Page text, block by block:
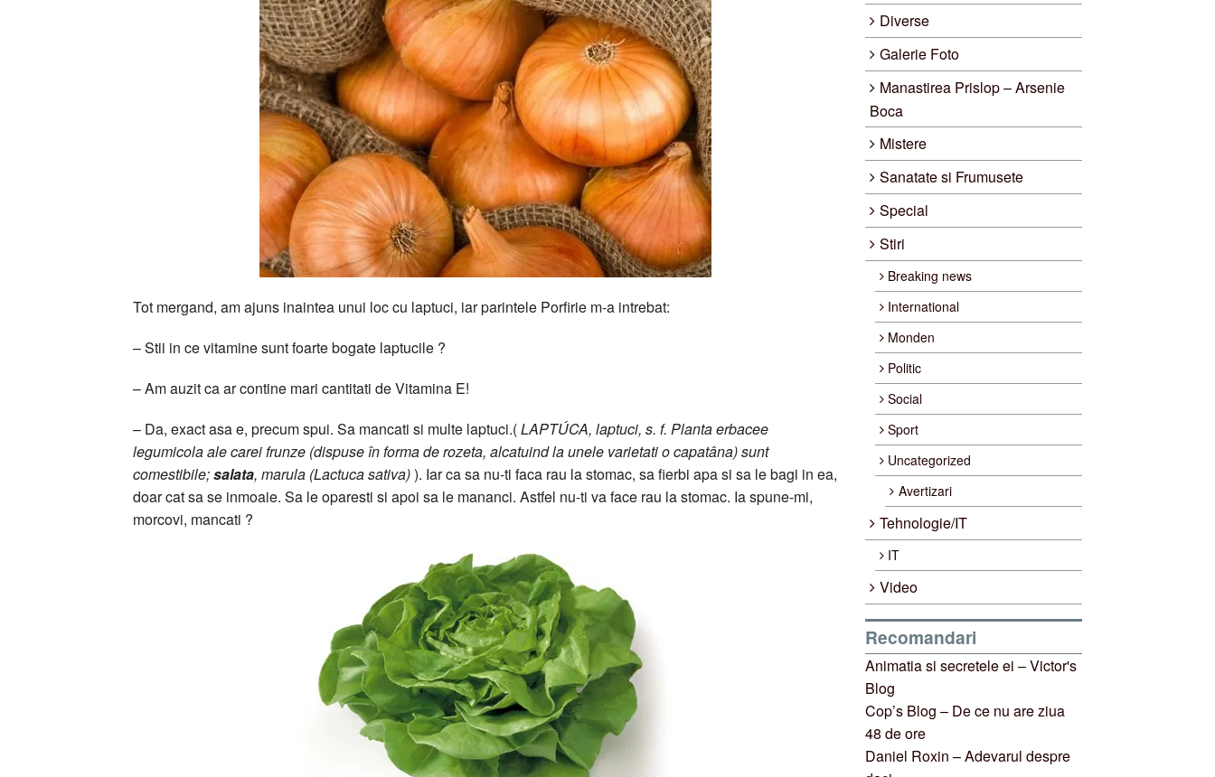
Tot mergand, am ajuns inaintea unui loc cu laptuci, iar parintele Porfirie m-a intrebat:
– Stii in ce vitamine sunt foarte bogate laptucile ?
– Am auzit ca ar contine mari cantitati de Vitamina E!
– Da, exact asa e, precum spui. Sa mancati si multe laptuci.(LAPTÚCA, laptuci, s. f. Planta erbacee
legumicola ale carei frunze (dispuse în forma de rozeta, alcatuind la unele varietati o capatâna) sunt
comestibile;salata, marula (Lactuca sativa)). Iar ca sa nu-ti faca rau la stomac, sa fierbi apa si sa le bagi in ea,
doar cat sa se inmoaie. Sa le oparesti si apoi sa le mananci. Astfel nu-ti va face rau la stomac. Ia spune-mi,
morcovi, mancati ?
Diverse
Galerie Foto
Manastirea Prislop – Arsenie
Boca
Mistere
Sanatate si Frumusete
Special
Stiri
Breaking news
International
Monden
Politic
Social
Sport
Uncategorized
Avertizari
Tehnologie/IT
IT
Video
Recomandari
Animatia si secretele ei – Victor's
Blog
Cop’s Blog – De ce nu are ziua
48 de ore
Daniel Roxin – Adevarul despre